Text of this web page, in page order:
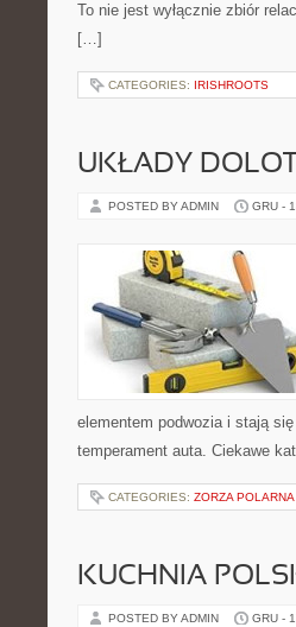
To nie jest wyłącznie zbiór
[…]
CATEGORIES: IRISHROOTS
UKŁADY
POSTED BY ADMIN GRU -
elementem podwozia i stają
temperament auta. Ciekawe
CATEGORIES: ZORZA
KUCHNIA
POSTED BY ADMIN GRU -